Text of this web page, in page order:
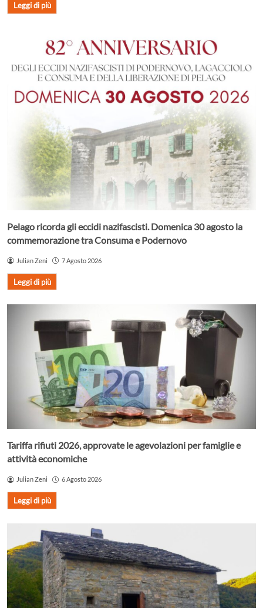
Leggi di più
Pelago ricorda gli eccidi nazifascisti. Domenica 30 agosto la
commemorazione tra Consuma e Podernovo
Julian Zeni 7 Agosto 2026
Leggi di più
Tariffa rifiuti 2026, approvate le agevolazioni per famiglie e
attività economiche
Julian Zeni 6 Agosto 2026
Leggi di più